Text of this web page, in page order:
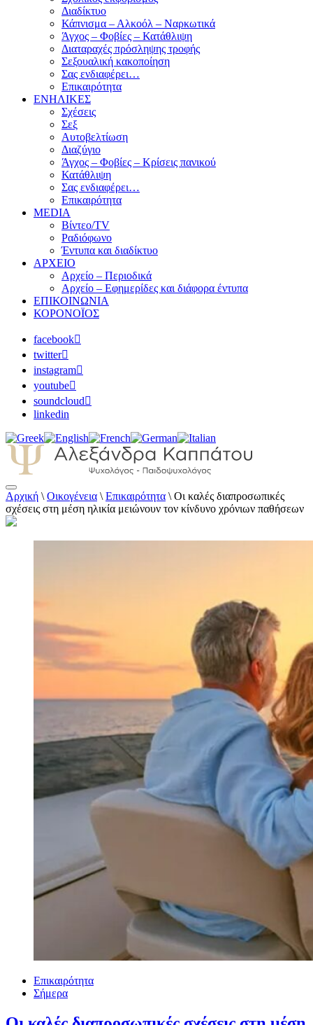
Διαδίκτυο
Κάπνισμα – Αλκοόλ – Ναρκωτικά
Άγχος – Φοβίες – Κατάθλιψη
Διαταραχές πρόσληψης τροφής
Σεξουαλική κακοποίηση
Σας ενδιαφέρει…
Επικαιρότητα
ΕΝΗΛΙΚΕΣ
Σχέσεις
Σεξ
Αυτοβελτίωση
Διαζύγιο
Άγχος – Φοβίες – Κρίσεις πανικού
Κατάθλιψη
Σας ενδιαφέρει…
Επικαιρότητα
MEDIA
Βίντεο/TV
Ραδιόφωνο
Έντυπα και διαδίκτυο
ΑΡΧΕΙΟ
Αρχείο – Περιοδικά
Αρχείο – Εφημερίδες και διάφορα έντυπα
ΕΠΙΚΟΙΝΩΝΙΑ
ΚΟΡΟΝΟΪΟΣ
facebook
twitter
instagram
youtube
soundcloud
linkedin
Αλεξάνδρα Καππάτου Ψυχολόγος –
Παιδοψυχολόγος
Αρχική \ Οικογένεια \ Επικαιρότητα \ Οι καλές διαπροσωπικές
σχέσεις στη μέση ηλικία μειώνουν τον κίνδυνο χρόνιων παθήσεων
Επικαιρότητα
Σήμερα